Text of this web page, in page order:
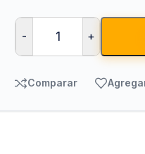
- +
Comparar